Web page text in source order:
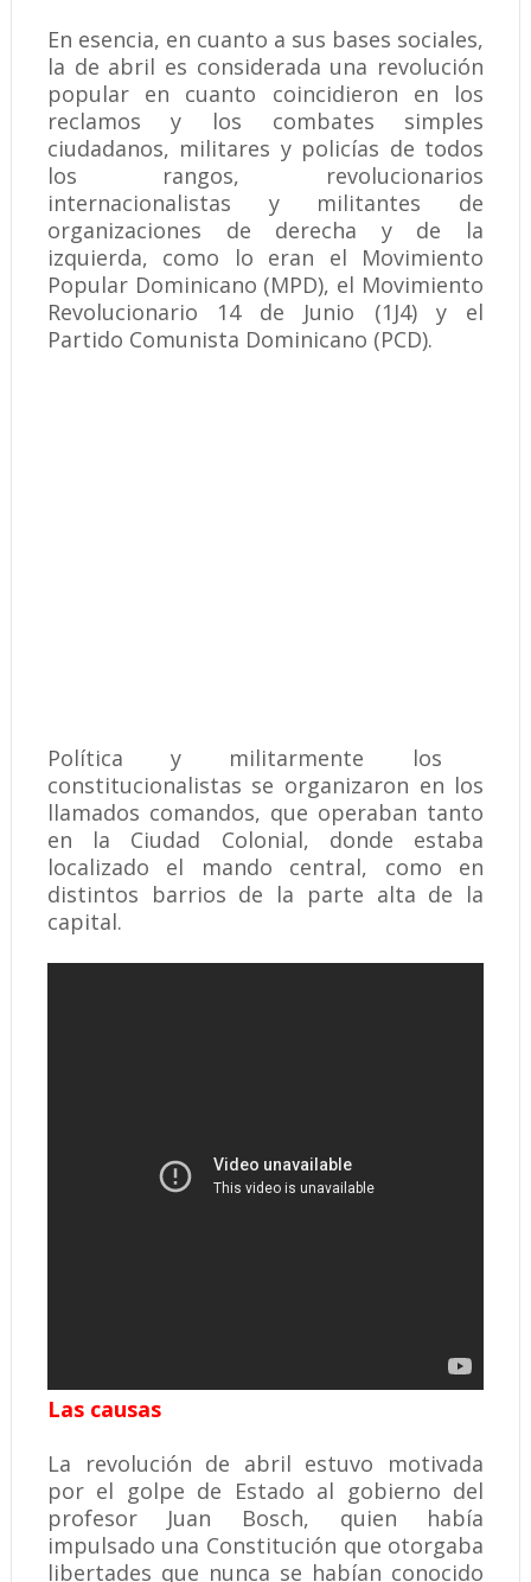
En esencia, en cuanto a sus bases sociales,
la de abril es considerada una revolución
popular en cuanto coincidieron en los
reclamos y los combates simples
ciudadanos, militares y policías de todos
los rangos, revolucionarios
internacionalistas y militantes de
organizaciones de derecha y de la
izquierda, como lo eran el Movimiento
Popular Dominicano (MPD), el Movimiento
Revolucionario 14 de Junio (1J4) y el
Partido Comunista Dominicano (PCD).
Política y militarmente los
constitucionalistas se organizaron en los
llamados comandos, que operaban tanto
en la Ciudad Colonial, donde estaba
localizado el mando central, como en
distintos barrios de la parte alta de la
capital.
Las causas
La revolución de abril estuvo motivada
por el golpe de Estado al gobierno del
profesor Juan Bosch, quien había
impulsado una Constitución que otorgaba
libertades que nunca se habían conocido